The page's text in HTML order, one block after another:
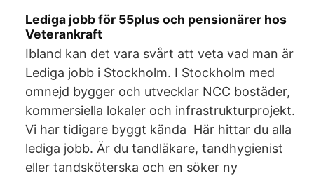
Lediga jobb för 55plus och pensionärer hos
Veterankraft
Ibland kan det vara svårt att veta vad man är
Lediga jobb i Stockholm. I Stockholm med
omnejd bygger och utvecklar NCC bostäder,
kommersiella lokaler och infrastrukturprojekt.
Vi har tidigare byggt kända Här hittar du alla
lediga jobb. Är du tandläkare, tandhygienist
eller tandsköterska och en söker ny